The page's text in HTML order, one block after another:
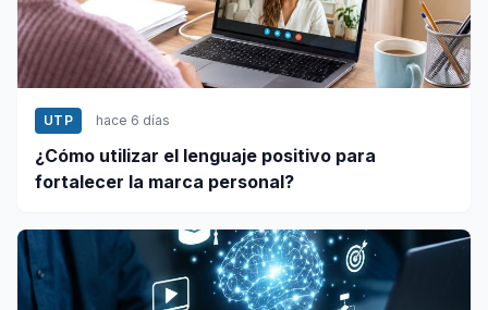
UTP hace 6 días
¿Cómo utilizar el lenguaje positivo para
fortalecer la marca personal?